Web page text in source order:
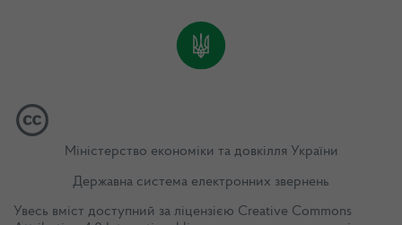
Міністерство економіки та довкілля України
Державна система електронних звернень
Увесь вміст доступний за ліцензією Creative Commons